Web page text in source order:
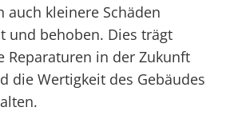
auch kleinere Schäden
und behoben. Dies trägt
Reparaturen in der Zukunft
die Wertigkeit des Gebäudes